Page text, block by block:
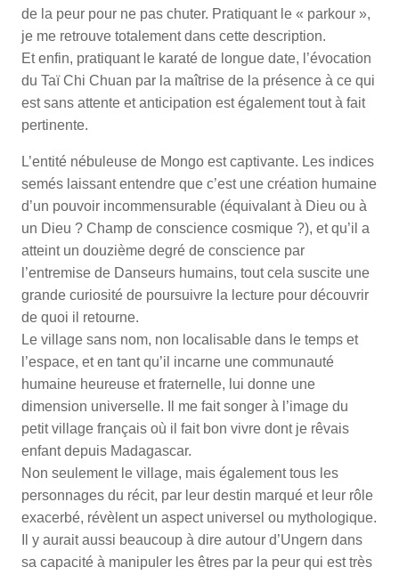
de la peur pour ne pas chuter. Pratiquant le « parkour »,
je me retrouve totalement dans cette description.
Et enfin, pratiquant le karaté de longue date, l’évocation
du Taï Chi Chuan par la maîtrise de la présence à ce qui
est sans attente et anticipation est également tout à fait
pertinente.
L’entité nébuleuse de Mongo est captivante. Les indices
semés laissant entendre que c’est une création humaine
d’un pouvoir incommensurable (équivalant à Dieu ou à
un Dieu ? Champ de conscience cosmique ?), et qu’il a
atteint un douzième degré de conscience par
l’entremise de Danseurs humains, tout cela suscite une
grande curiosité de poursuivre la lecture pour découvrir
de quoi il retourne.
Le village sans nom, non localisable dans le temps et
l’espace, et en tant qu’il incarne une communauté
humaine heureuse et fraternelle, lui donne une
dimension universelle. Il me fait songer à l’image du
petit village français où il fait bon vivre dont je rêvais
enfant depuis Madagascar.
Non seulement le village, mais également tous les
personnages du récit, par leur destin marqué et leur rôle
exacerbé, révèlent un aspect universel ou mythologique.
Il y aurait aussi beaucoup à dire autour d’Ungern dans
sa capacité à manipuler les êtres par la peur qui est très